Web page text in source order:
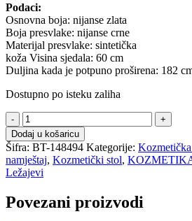
Podaci:
Osnovna boja: nijanse zlata
Boja presvlake: nijanse crne
Materijal presvlake: sintetička
koža Visina sjedala: 60 cm
Duljina kada je potpuno proširena: 182
Dostupno po isteku zaliha
Multifunkcionalni
krevet
za
tretmane
–
crno
zlatni
Dodaj u košaricu
Šifra: BT-148494 Kategorije:
namještaj, Kozmetički stol,
Ležajevi
Povezani proizvodi